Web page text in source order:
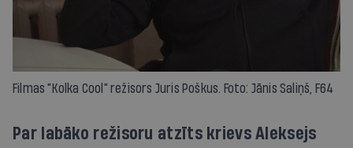
Filmas "Kolka Cool" režisors Juris Poškus. Foto: Jānis Saliņš, F64
Par labāko režisoru atzīts krievs Aleksejs